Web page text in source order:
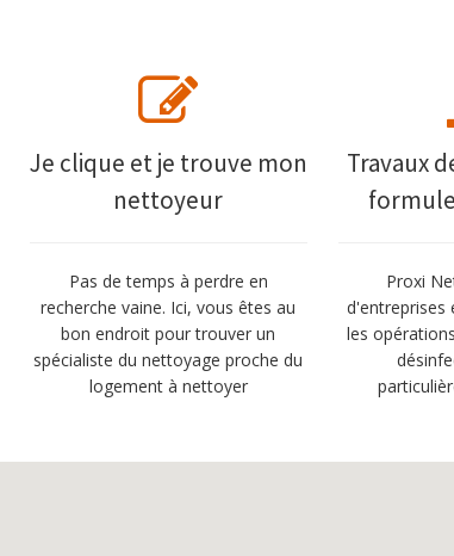
Je clique et je trouve mon
nettoyeur
Pas de temps à perdre en
recherche vaine. Ici, vous êtes au
bon endroit pour trouver un
spécialiste du nettoyage proche du
logement à nettoyer
Travaux
Proxi
d'entreprises
les